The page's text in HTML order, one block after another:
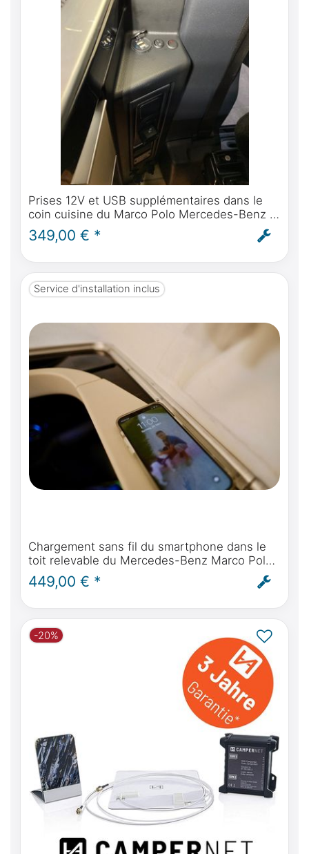
Prises 12V et USB supplémentaires dans le
coin cuisine du Marco Polo Mercedes-Benz -
montage inclus
349,00 € *
Service d'installation inclus
Chargement sans fil du smartphone dans le
toit relevable du Mercedes-Benz Marco Polo
(W447) à partir de l'année 2014 - montage
inclus
449,00 € *
-20%